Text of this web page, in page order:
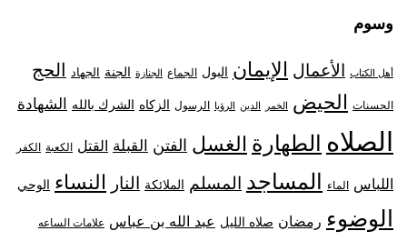
وسوم
أهل الكتاب الأعمال الإيمان البول الجماع الجنازة الجنة الجهاد الحج
الحسنات الحيض الخمر الدين الرؤيا الرسول الزكاه الشرك بالله الشهادة
الصلاه الطهارة الغسل الفتن القبلة القتل الكعبة الكفر
اللباس الماء المساجد المسلم الملائكة النار النساء الوحي
الوضوء رمضان صلاه الليل عبد الله بن عباس علامات الساعه